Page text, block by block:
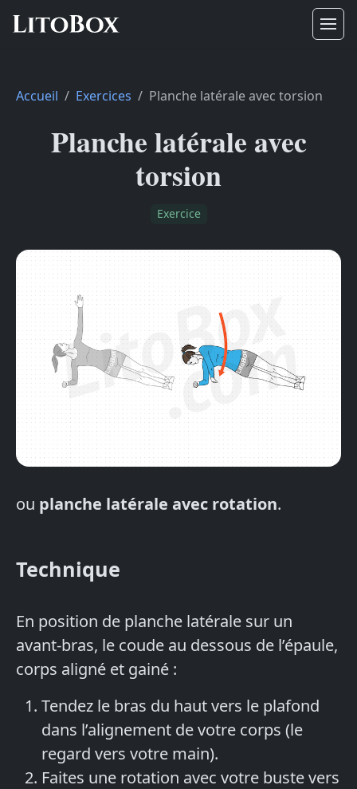
Accueil Exercices Planche latérale avec torsion
Planche latérale avec
torsion
Exercice
ou planche latérale avec rotation.
Technique
En position de planche latérale sur un
avant-bras, le coude au dessous de l’épaule,
corps aligné et gainé :
Tendez le bras du haut vers le plafond
dans l’alignement de votre corps (le
regard vers votre main).
Faites une rotation avec votre buste vers